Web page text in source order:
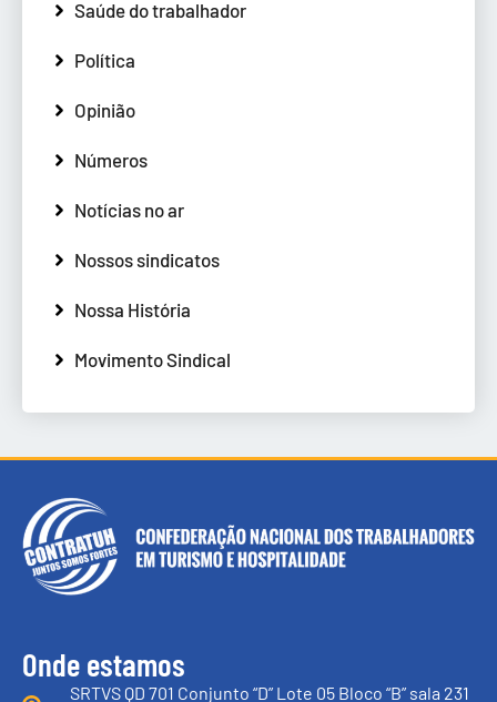
Saúde do trabalhador
Política
Opinião
Números
Notícias no ar
Nossos sindicatos
Nossa História
Movimento Sindical
Onde estamos
SRTVS QD 701 Conjunto “D” Lote 05 Bloco “B” sala 231